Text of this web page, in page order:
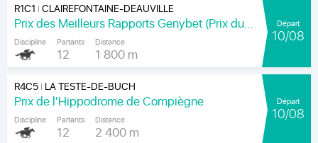
R1C1 |CLAIREFONTAINE-DEAUVILLE
Prix des Meilleurs Rapports Genybet (Prix du Haut-Bois)
Discipline Partants
12
Distance
1 800 m
Départ
10/08
R4C5| LA TESTE-DE-BUCH
Prix de l'Hippodrome de Compiègne
Discipline Partants
12
Distance
2 400 m
Départ
10/08